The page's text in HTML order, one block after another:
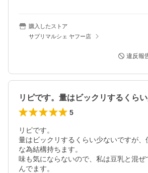
購入したストア
サプリマルシェ ヤフー店
違反報
5
リピです。
量はビックリするくらい少ないですが、
な為結構持ちます。
味も気にならないので、私は豆乳と混ぜ
んでます。